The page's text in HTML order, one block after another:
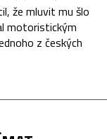
že mluvit mu šlo
motoristickým
z českých